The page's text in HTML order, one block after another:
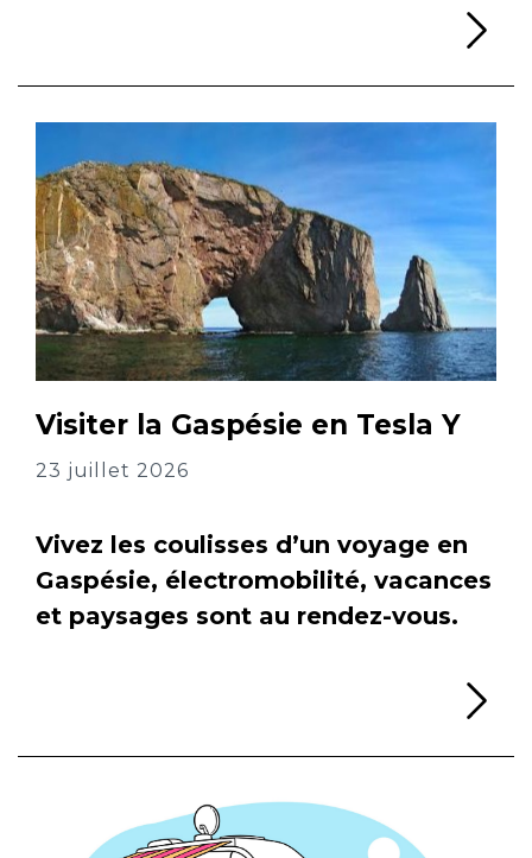
Visiter la Gaspésie en Tesla Y
23 juillet 2026
Vivez les coulisses d’un voyage en
Gaspésie, électromobilité, vacances
et paysages sont au rendez-vous.